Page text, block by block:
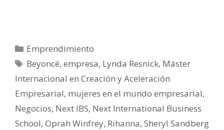
Categorías
Emprendimiento
Etiquetas
Beyoncé,empresa, Lynda Resnick, Máster
Internacional en Creación y Aceleración
Empresarial, mujeres en el mundo empresarial,
Negocios, Next IBS, Next International Business
School, Oprah Winfrey, Rihanna, Sheryl Sandberg